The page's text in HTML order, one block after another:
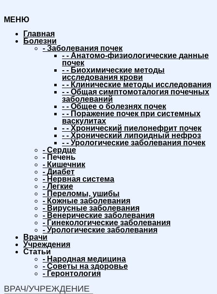
МЕНЮ
Главная
Болезни
- Заболевания почек
- - Анатомо-физиологические данные
почек
- - Биохимические методы
исследования крови
- - Клинические методы исследования
- - Общая симптомоталогия почечных
заболеваний
- - Общее о болезнях почек
- - Поражение почек при системных
васкулитах
- - Хронический пиелонефрит почек
- - Хронический липоидный нефроз
- - Урологические заболевания почек
- Сердце
- Печень
- Кишечник
- Диабет
- Нервная система
- Легкие
- Переломы, ушибы
- Кожные заболевания
- Вирусные заболевания
- Венерические заболевания
- Гинекологические заболевания
- Урологические заболевания
Врачи
Учреждения
Статьи
- Народная медицина
- Советы на здоровье
- Геронтология
ВРАЧ/УЧРЕЖДЕНИЕ